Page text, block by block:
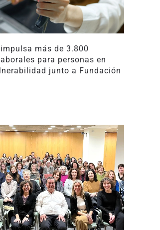
más de 3.800
para personas en
junto a Fundación